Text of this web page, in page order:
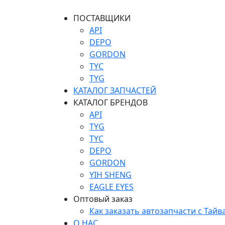
ПОСТАВЩИКИ
API
DEPO
GORDON
TYC
TYG
КАТАЛОГ ЗАПЧАСТЕЙ
КАТАЛОГ БРЕНДОВ
API
TYG
TYC
DEPO
GORDON
YIH SHENG
EAGLE EYES
Оптовый заказ
Как заказать автозапчасти с